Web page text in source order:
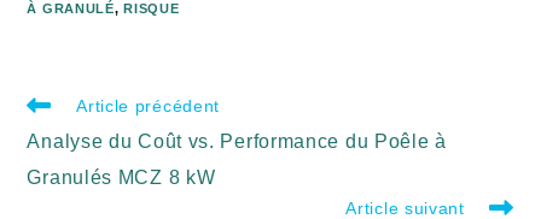
À GRANULÉ, RISQUE
Article précédent
Analyse du Coût vs. Performance du Poêle à
Granulés MCZ 8 kW
Article suivant